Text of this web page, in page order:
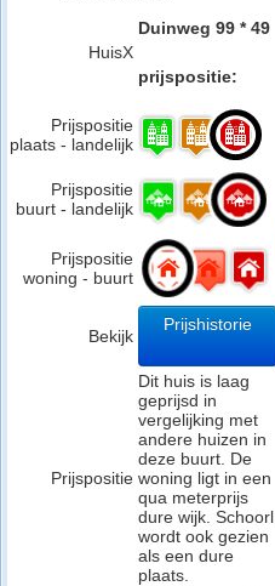
HuisX
Duinweg 99 * 49
prijspositie:
Prijspositie
plaats - landelijk
Prijspositie
buurt - landelijk
Prijspositie
woning - buurt
Bekijk
Prijshistorie
Prijspositie
Dit huis is laag
geprijsd in
vergelijking met
andere huizen in
deze buurt. De
woning ligt in een
qua meterprijs
dure wijk. Schoorl
wordt ook gezien
als een dure
plaats.